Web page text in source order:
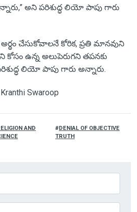
అని పరిశుద్ధ లియో పాపు గారు
చేసుకోవాలనే కోరిక, ప్రతి మానవుని
ఉన్న అలుపెరుగని తపనకు
లియో పాపు గారు అన్నారు.
Swaroop
AND
DENIAL OF OBJECTIVE
TRUTH